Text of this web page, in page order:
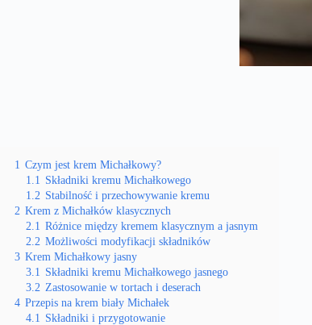
1 Czym jest krem Michałkowy?
1.1 Składniki kremu Michałkowego
1.2 Stabilność i przechowywanie kremu
2 Krem z Michałków klasycznych
2.1 Różnice między kremem klasycznym a jasnym
2.2 Możliwości modyfikacji składników
3 Krem Michałkowy jasny
3.1 Składniki kremu Michałkowego jasnego
3.2 Zastosowanie w tortach i deserach
4 Przepis na krem biały Michałek
4.1 Składniki i przygotowanie